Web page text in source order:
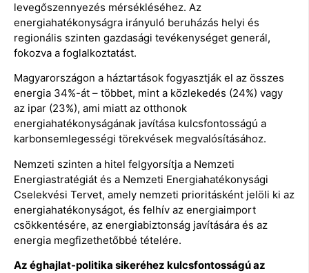
levegőszennyezés mérsékléséhez. Az
energiahatékonyságra irányuló beruházás helyi és
regionális szinten gazdasági tevékenységet generál,
fokozva a foglalkoztatást.
Magyarországon a háztartások fogyasztják el az összes
energia 34%-át – többet, mint a közlekedés (24%) vagy
az ipar (23%), ami miatt az otthonok
energiahatékonyságának javítása kulcsfontosságú a
karbonsemlegességi törekvések megvalósításához.
Nemzeti szinten a hitel felgyorsítja a Nemzeti
Energiastratégiát és a Nemzeti Energiahatékonysági
Cselekvési Tervet, amely nemzeti prioritásként jelöli ki az
energiahatékonyságot, és felhív az energiaimport
csökkentésére, az energiabiztonság javítására és az
energia megfizethetőbbé tételére.
Az éghajlat-politika sikeréhez kulcsfontosságú az